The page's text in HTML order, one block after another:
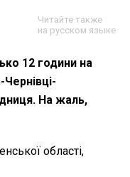
Читайте также
на русском языке
12 години на
На жаль,
області,